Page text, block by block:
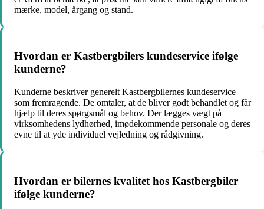
mærke, model, årgang og stand.
Hvordan er Kastbergbilers kundeservice ifølge
kunderne?
Kunderne beskriver generelt Kastbergbilernes kundeservice
som fremragende. De omtaler, at de bliver godt behandlet og får
hjælp til deres spørgsmål og behov. Der lægges vægt på
virksomhedens lydhørhed, imødekommende personale og deres
evne til at yde individuel vejledning og rådgivning.
Hvordan er bilernes kvalitet hos Kastbergbiler
ifølge kunderne?